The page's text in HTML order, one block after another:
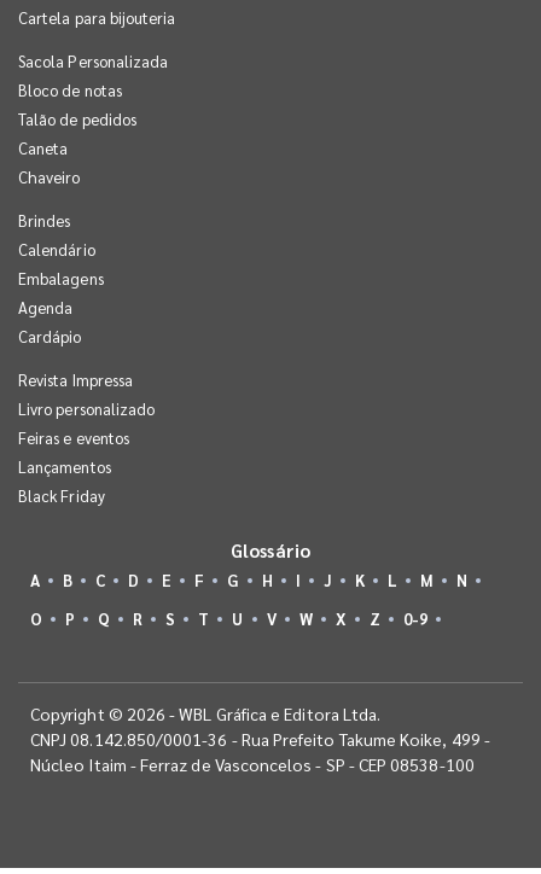
Cartela para bijouteria
Sacola Personalizada
Bloco de notas
Talão de pedidos
Caneta
Chaveiro
Brindes
Calendário
Embalagens
Agenda
Cardápio
Revista Impressa
Livro personalizado
Feiras e eventos
Lançamentos
Black Friday
Glossário
A B C D E F G H I J K L M
N
O
P Q R S T U V W X Z 0-9
Copyright © 2026 - WBL Gráfica e Editora Ltda.
CNPJ 08.142.850/0001-36 - Rua Prefeito Takume Koike, 499 -
Núcleo Itaim - Ferraz de Vasconcelos - SP - CEP 08538-100